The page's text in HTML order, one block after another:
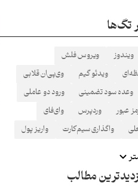
تگ‌ها
ویندوز
ویروس فلش
ویدئو گیم
وی‌پی‌ان قلابی
وعده سود تضمینی
ورود دو عاملی
عبور
وردپرس
وای‌فای
واگذاری سیم‌کارت واریز پول
مطالب